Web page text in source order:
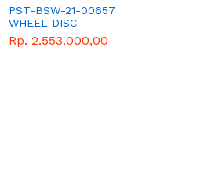
PST-BSW-21-00657
WHEEL DISC
Rp. 2.553.000,00